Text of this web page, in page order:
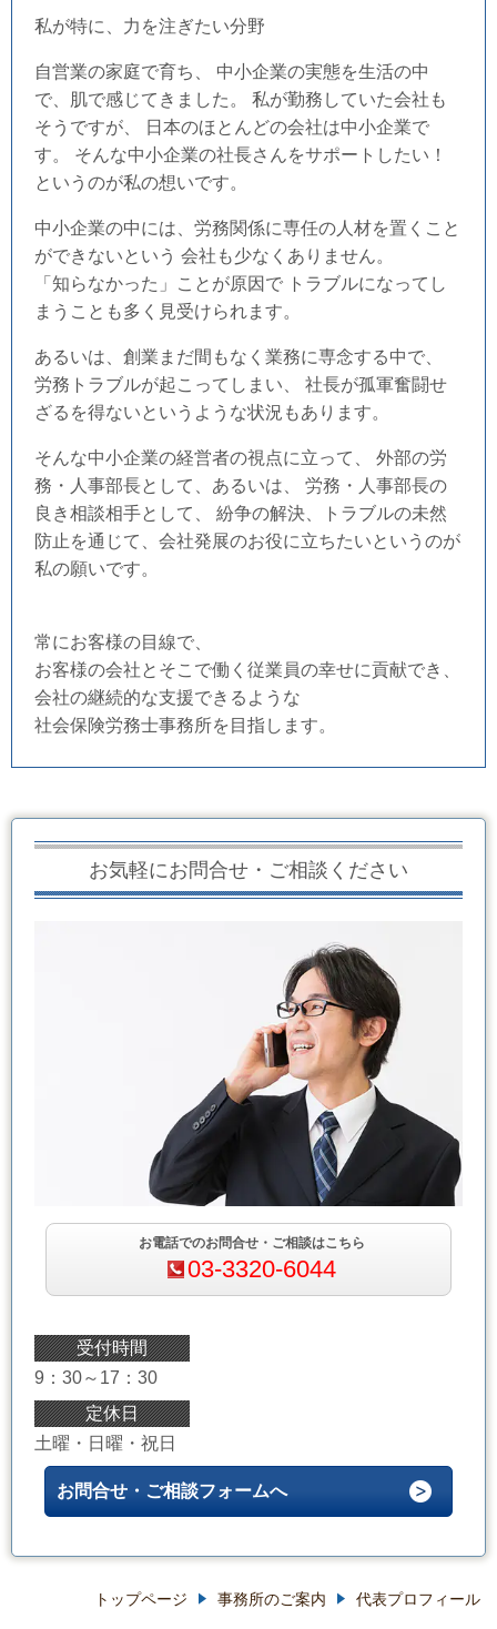
私が特に、力を注ぎたい分野
自営業の家庭で育ち、 中小企業の実態を生活の中
で、肌で感じてきました。 私が勤務していた会社も
そうですが、 日本のほとんどの会社は中小企業で
す。 そんな中小企業の社長さんをサポートしたい！
というのが私の想いです。
中小企業の中には、労務関係に専任の人材を置くこと
ができないという 会社も少なくありません。
「知らなかった」ことが原因で トラブルになってし
まうことも多く見受けられます。
あるいは、創業まだ間もなく業務に専念する中で、
労務トラブルが起こってしまい、 社長が孤軍奮闘せ
ざるを得ないというような状況もあります。
そんな中小企業の経営者の視点に立って、 外部の労
務・人事部長として、あるいは、 労務・人事部長の
良き相談相手として、 紛争の解決、トラブルの未然
防止を通じて、会社発展のお役に立ちたいというのが
私の願いです。
常にお客様の目線で、
お客様の会社とそこで働く従業員の幸せに貢献でき、
会社の継続的な支援できるような
社会保険労務士事務所を目指します。
お気軽にお問合せ・ご相談ください
お電話でのお問合せ・ご相談はこちら
03-3320-6044
受付時間
9：30～17：30
定休日
土曜・日曜・祝日
お問合せ・ご相談フォームへ
トップページ 事務所のご案内 代表プロフィール